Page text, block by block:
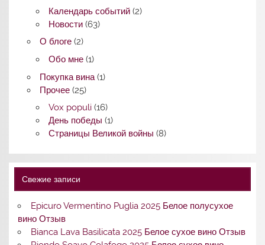
Календарь событий(2)
Новости(63)
О блоге(2)
Обо мне(1)
Покупка вина(1)
Прочее(25)
Vox populi(16)
День победы (1)
Страницы Великой войны (8)
Свежие записи
Epicuro Vermentino Puglia 2025 Белое полусухое
вино Отзыв
Bianca Lava Basilicata 2025 Белое сухое вино Отзыв